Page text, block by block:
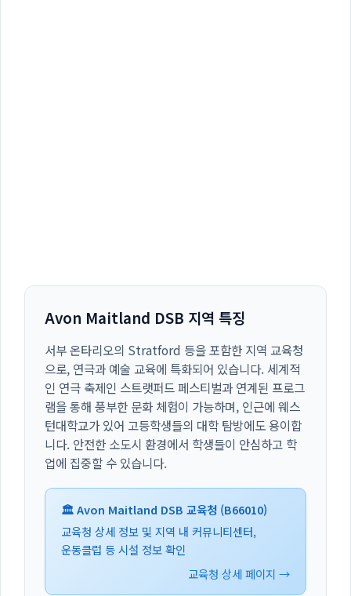
Avon Maitland DSB 지역 특징
서부 온타리오의 Stratford 등을 포함한 지역 교육청
으로, 연극과 예술 교육에 특화되어 있습니다. 세계적
인 연극 축제인 스트랫퍼드 페스티벌과 연계된 프로그
램을 통해 풍부한 문화 체험이 가능하며, 인근에 웨스
턴대학교가 있어 고등학생들의 대학 탐방에도 용이합
니다. 안전한 소도시 환경에서 학생들이 안심하고 학
업에 집중할 수 있습니다.
🏛️ Avon Maitland DSB 교육청 (B66010)
교육청 상세 정보 및 지역 내 커뮤니티센터,
운동클럽 등 시설 정보 확인
교육청 상세 페이지 →